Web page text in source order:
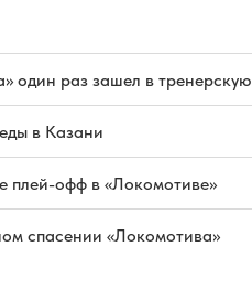
один раз зашел в тренерскую
в Казани
плей-офф в «Локомотиве»
спасении «Локомотива»